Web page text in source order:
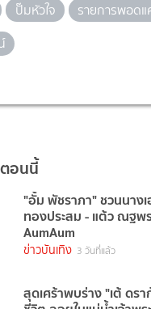
ปั๊มหัวใจ
รายการพอด
อนนี้
"อั้ม พัชราภา" ชวนนาง
ทองประสม - แต้ว ณฐ
AumAum
ข่าวบันเทิง 3 วันที่แล้ว
สุดเศร้าพบร่าง "เต้ ดร